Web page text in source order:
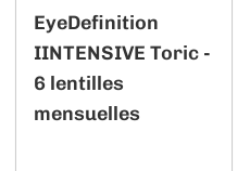
EyeDefinition
IINTENSIVE Toric -
6 lentilles
mensuelles